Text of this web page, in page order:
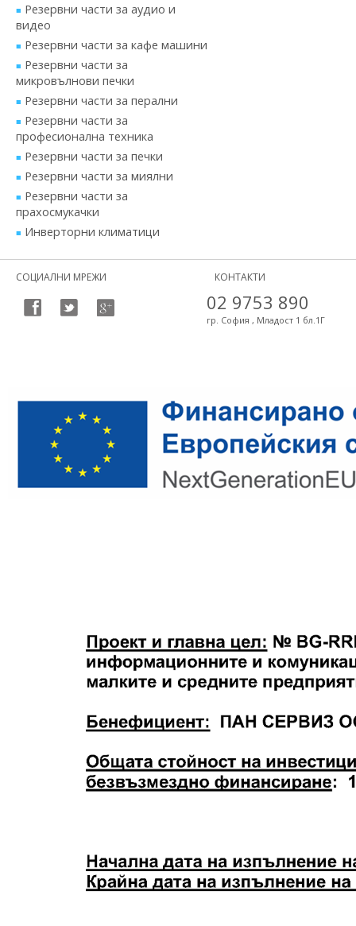
Резервни части за аудио и
видео
Резервни части за кафе машини
Резервни части за
микровълнови печки
Резервни части за перални
Резервни части за
професионална техника
Резервни части за печки
Резервни части за миялни
Резервни части за
прахосмукачки
Инверторни климатици
СОЦИАЛНИ МРЕЖИ КОНТАКТИ
02 9753 890
гр. София , Младост 1 бл.1Г